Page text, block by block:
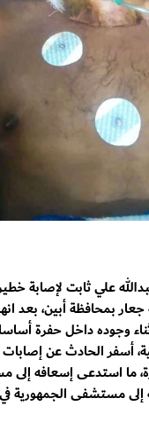
علي ثابت لإصابة
بمحافظة أبين، بعد
وجوده داخل حفرة
أسفر الحادث عن إصابات
ما استدعى إسعافه
إلى مستشفى الجمهورية